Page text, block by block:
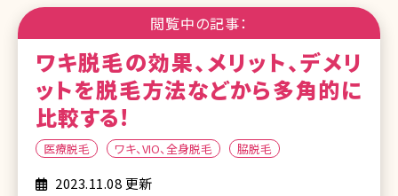
閲覧中の記事：
ワキ脱毛の効果、メリット、デメリ
ットを脱毛方法などから多角的に
比較する!
医療脱毛 ワキ、VIO、全身脱毛 脇脱毛
2023.11.08 更新